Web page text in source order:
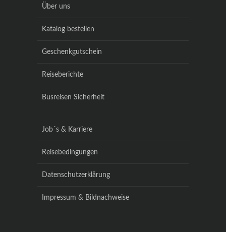
Über uns
Katalog bestellen
Geschenkgutschein
Reiseberichte
Busreisen Sicherheit
Job´s & Karriere
Reisebedingungen
Datenschutzerklärung
Impressum & Bildnachweise